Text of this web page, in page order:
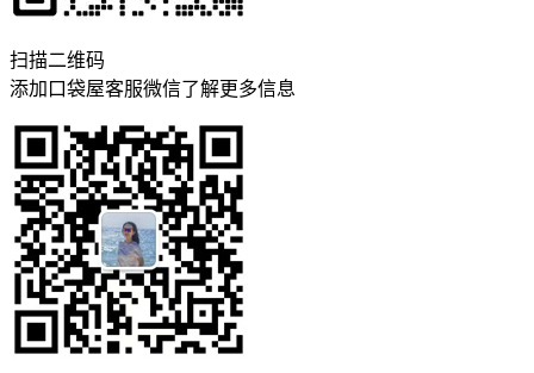
扫描二维码
添加口袋屋客服微信了解更多信息